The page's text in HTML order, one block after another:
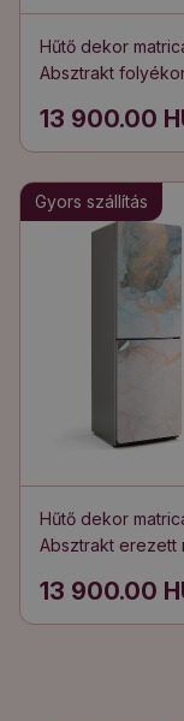
Hűtő dekor
Absztrakt
13 900.00
Gyors szállítás
Hűtő dekor
Absztrakt erezett
13 900.00